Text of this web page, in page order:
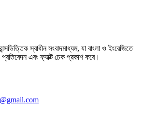
স্বাধীন সংবাদমাধ্যম, যা বাংলা ও ইংরেজিতে
এবং ফ্যাক্ট চেক প্রকাশ করে।